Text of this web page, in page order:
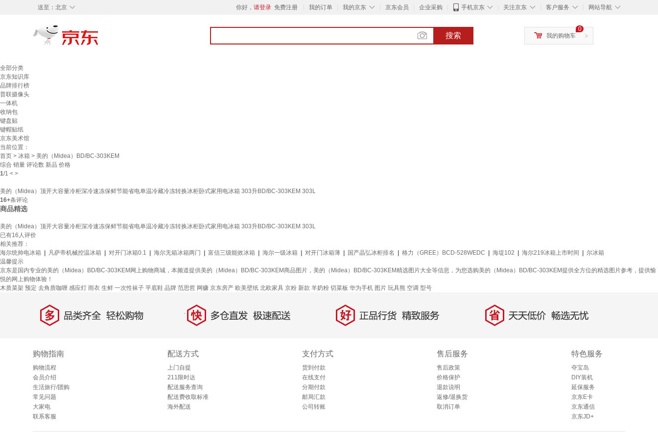
◇
送至： 北京 你好， 请登录 免费注册 我的订单 ◇
我的京东 京东会员 企业采购 ◇
手机京东 ◇
关注京东 ◇
客户服务 ◇
网站导航
搜索 >
0
我的购物车
全部分类
京东知识库
品牌排行榜
普联摄像头
一体机
收纳包
键盘贴
键帽贴纸
京东美术馆
当前位置：
首页 > 冰箱 > 美的（Midea）BD/BC-303KEM
综合 销量 评论数 新品 价格
1/1 < >
美的（Midea）顶开大容量冷柜深冷速冻保鲜节能省电单温冷藏冷冻转换冰柜卧式家用电冰箱 303升BD/BC-303KEM 303L
16+条评论
商品精选
美的（Midea）顶开大容量冷柜深冷速冻保鲜节能省电单温冷藏冷冻转换冰柜卧式家用电冰箱 303升BD/BC-303KEM 303L
已有16 人评价
相关推荐：
海尔统帅电冰箱
凡萨帝机械控温冰箱 对开门冰箱0.1 海尔无箱冰箱两门 富信三级能效冰箱 海尔一级冰箱 对开门冰箱薄 国产晶弘冰柜排名 格力（GREE）BCD-528WEDC 海堤102 海尔219冰箱上市时间
尔冰箱
温馨提示
京东是国内专业的美的（Midea）BD/BC-303KEM网上购物商城，本频道提供美的（Midea）BD/BC-303KEM商品图片，美的（Midea）BD/BC-303KEM精选图片大全等信息，为您选购美的（Midea）BD/BC-303KEM提供全方位的精选图片参考，提供愉
悦的网上购物体验！
木质菜架 预定 去角质咖喱 感应灯 雨衣 生鲜 一次性袜子 平底鞋 品牌 范思哲 网赚 京东房产 欧美壁纸 北欧家具 京粉 新款 羊奶粉 切菜板 华为手机 图片 玩具熊 空调 型号
多 品类齐全，轻松购物 快 多仓直发，极速配送 好 正品行货，精致服务 省 天天低价，畅选无忧
购物指南
购物流程
会员介绍
生活旅行/团购
常见问题
大家电
联系客服
配送方式
上门自提
211限时达
配送服务查询
配送费收取标准
海外配送
支付方式
货到付款
在线支付
分期付款
邮局汇款
公司转账
售后服务
售后政策
价格保护
退款说明
返修/退换货
取消订单
特色服务
夺宝岛
DIY装机
延保服务
京东E卡
京东通信
京东JD+